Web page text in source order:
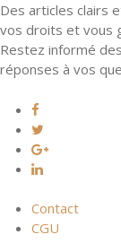
Des articles clairs
vos droits et vous
Restez informé
réponses à vos
Contact
CGU